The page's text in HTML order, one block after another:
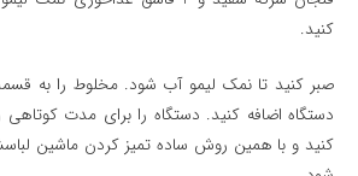
کنید.
صبر کنید تا نمک لیمو آب شود. مخلوط را به
دستگاه اضافه کنید. دستگاه را برای مدت کوتاهی
کنید و با همین روش ساده تميز كردن ماشين